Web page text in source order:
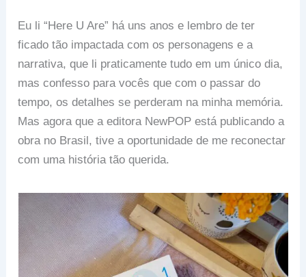
Eu li “Here U Are” há uns anos e lembro de ter
ficado tão impactada com os personagens e a
narrativa, que li praticamente tudo em um único dia,
mas confesso para vocês que com o passar do
tempo, os detalhes se perderam na minha memória.
Mas agora que a editora NewPOP está publicando a
obra no Brasil, tive a oportunidade de me reconectar
com uma história tão querida.